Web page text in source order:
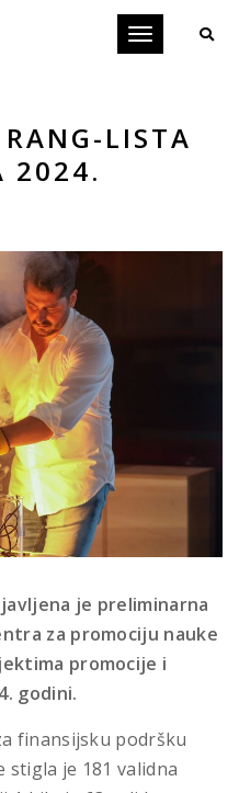
Toggle
LISTA
2024.
je preliminarna
za promociju nauke
promocije i
godini.
finansijsku podršku
je 181 validna